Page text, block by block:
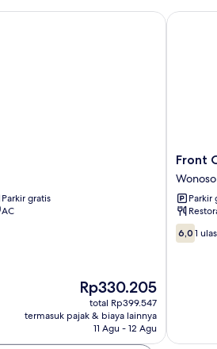
Parkir gratis
AC
Harga
sekarang
Rp330.205
Rp330.205
total Rp399.547
termasuk pajak & biaya lainnya
11 Agu - 12 Agu
Front
One
Harvest
Hotel
Front
Parkir
6.0
dari
6,0 1
Front